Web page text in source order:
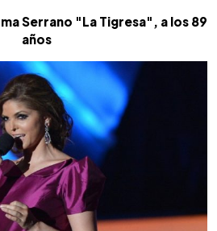
Serrano "La Tigresa", a los 89
años